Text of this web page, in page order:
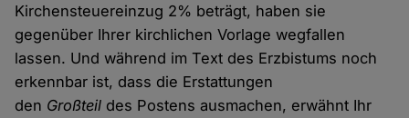
Kirchensteuereinzug 2% beträgt, haben sie
gegenüber Ihrer kirchlichen Vorlage wegfallen
lassen. Und während im Text des Erzbistums noch
erkennbar ist, dass die Erstattungen
den Großteil des Postens ausmachen, erwähnt Ihr